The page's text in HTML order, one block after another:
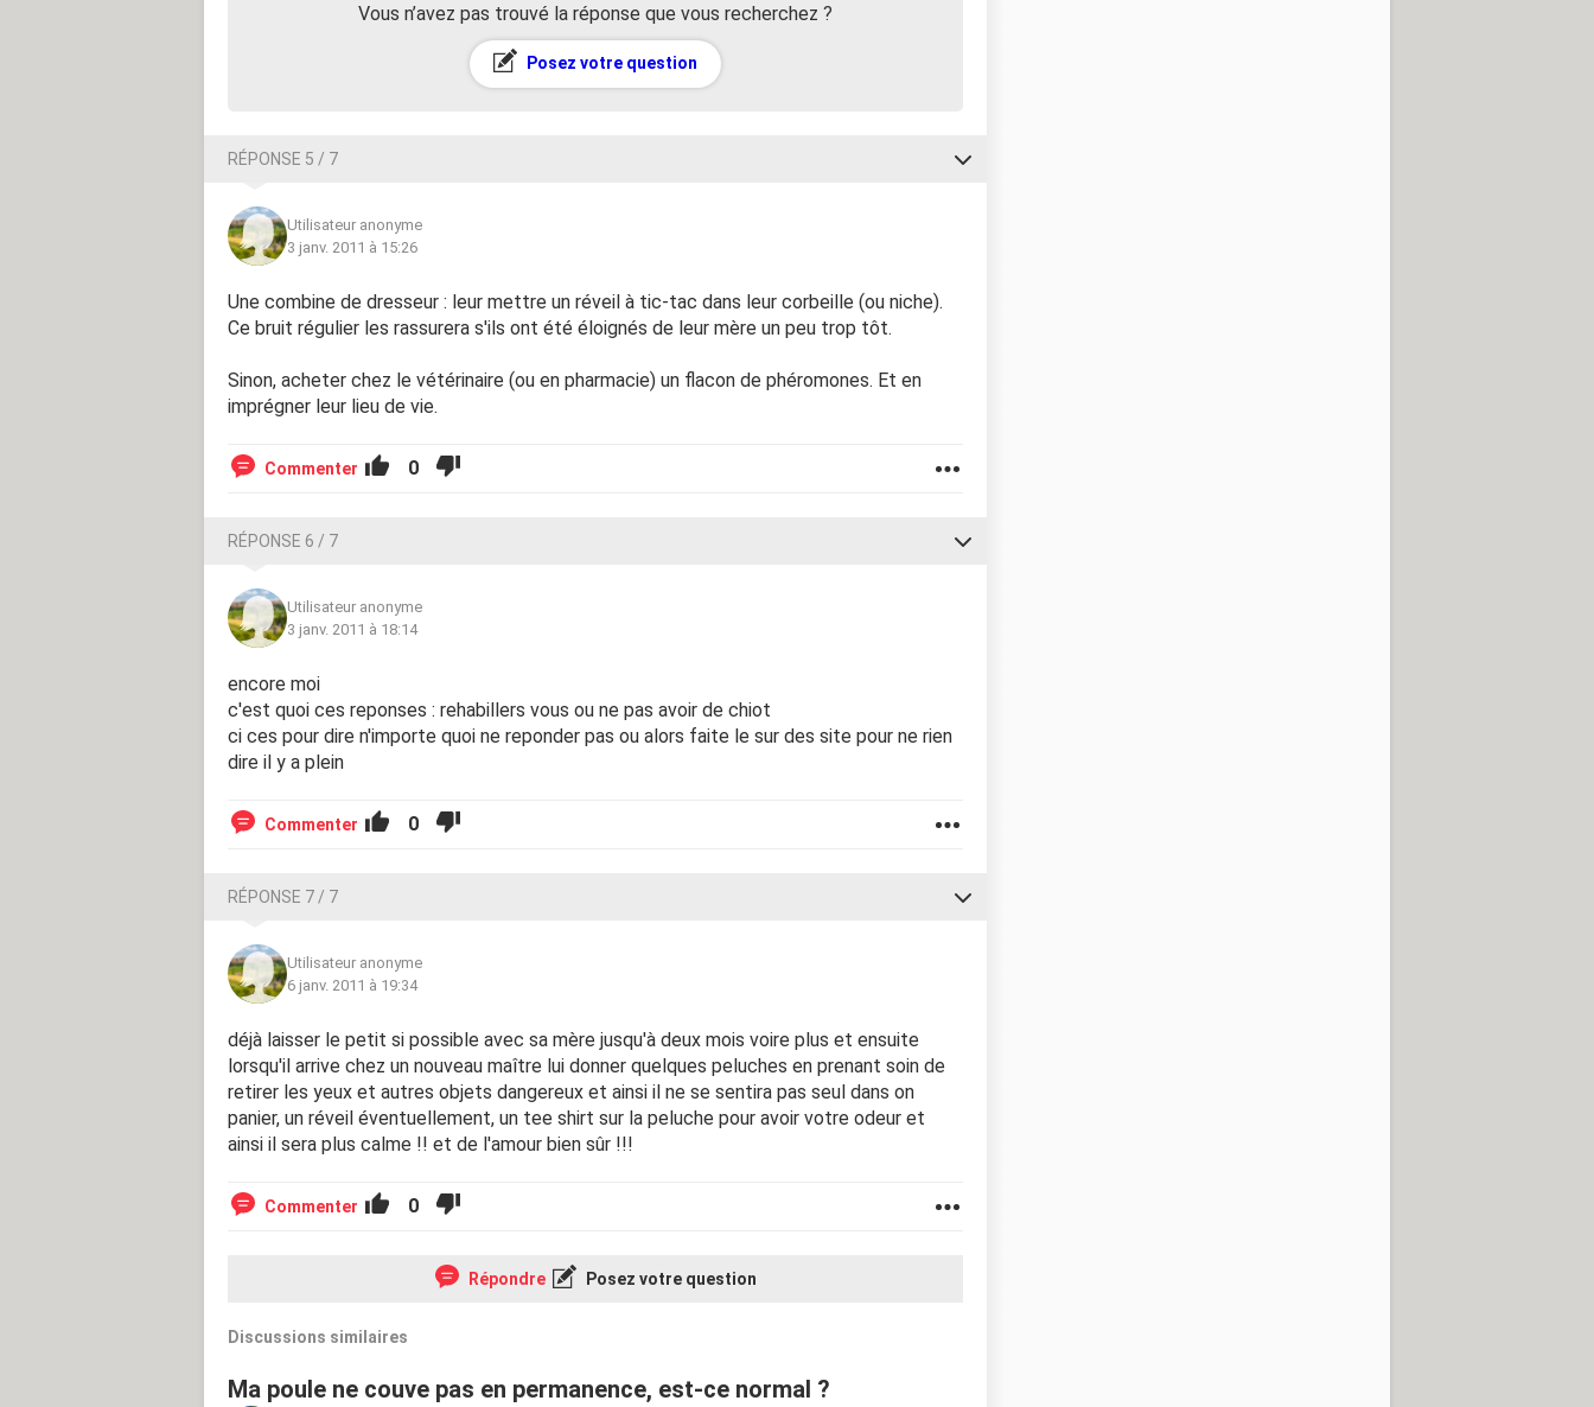
Vous n’avez pas trouvé la réponse que vous recherchez ?
Posez votre question
RÉPONSE 5 / 7
Utilisateur anonyme
3 janv. 2011 à 15:26
Une combine de dresseur : leur mettre un réveil à tic-tac dans leur corbeille (ou niche).
Ce bruit régulier les rassurera s'ils ont été éloignés de leur mère un peu trop tôt.
Sinon, acheter chez le vétérinaire (ou en pharmacie) un flacon de phéromones. Et en
imprégner leur lieu de vie.
Commenter 0
RÉPONSE 6 / 7
Utilisateur anonyme
3 janv. 2011 à 18:14
encore moi
c'est quoi ces reponses : rehabillers vous ou ne pas avoir de chiot
ci ces pour dire n'importe quoi ne reponder pas ou alors faite le sur des site pour ne rien
dire il y a plein
Commenter 0
RÉPONSE 7 / 7
Utilisateur anonyme
6 janv. 2011 à 19:34
déjà laisser le petit si possible avec sa mère jusqu'à deux mois voire plus et ensuite
lorsqu'il arrive chez un nouveau maître lui donner quelques peluches en prenant soin de
retirer les yeux et autres objets dangereux et ainsi il ne se sentira pas seul dans on
panier, un réveil éventuellement, un tee shirt sur la peluche pour avoir votre odeur et
ainsi il sera plus calme !! et de l'amour bien sûr !!!
Commenter 0
Répondre Posez votre question
Discussions similaires
Ma poule ne couve pas en permanence, est-ce normal ?